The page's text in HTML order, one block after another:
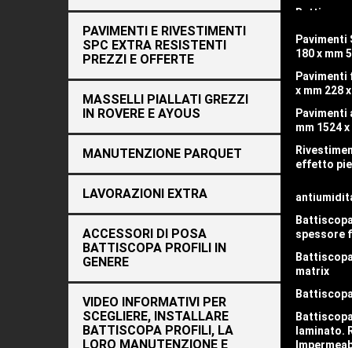
pietra
argento
di mm 15
spessore
matrix
laminato.
PAVIMENTI E RIVESTIMENTI
SPC EXTRA RESISTENTI
PREZZI E OFFERTE
Pavimenti
180 x mm
Pavimenti
x mm 228
Pavimenti
mm 1524
effetto
MASSELLI PIALLATI GREZZI
IN ROVERE E AYOUS
MANUTENZIONE PARQUET
LAVORAZIONI EXTRA
ACCESSORI DI POSA
BATTISCOPA PROFILI IN
GENERE
VIDEO INFORMATIVI PER
SCEGLIERE, INSTALLARE
BATTISCOPA PROFILI, LA
LORO MANUTENZIONE E
Il
In
✅
Su
I
Sotto-